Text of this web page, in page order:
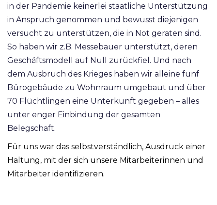
in der Pandemie keinerlei staatliche Unterstützung
in Anspruch genommen und bewusst diejenigen
versucht zu unterstützen, die in Not geraten sind.
So haben wir z.B. Messebauer unterstützt, deren
Geschäftsmodell auf Null zurückfiel. Und nach
dem Ausbruch des Krieges haben wir alleine fünf
Bürogebäude zu Wohnraum umgebaut und über
70 Flüchtlingen eine Unterkunft gegeben – alles
unter enger Einbindung der gesamten
Belegschaft.
Für uns war das selbstverständlich, Ausdruck einer
Haltung, mit der sich unsere Mitarbeiterinnen und
Mitarbeiter identifizieren.